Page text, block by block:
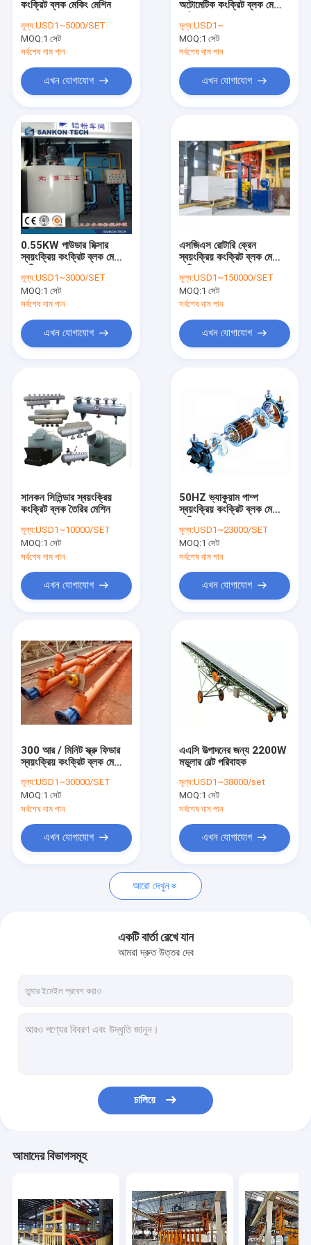
অটোক্লেভড এরেটেড কংক্রিট উত্পাদনের লাইন
ব্লক ব্রিক মেশিন
মোবাইল কংক্রিট ব্লক মেকিং মেশিন
এএসি মেশিন ওভারটেন টেবিল
কংক্রিট ব্লক মেকিং মেশিন
মূল্য:USD1~5000/SET
MOQ:1 সেট
সর্বশেষ দাম পান
এখন যোগাযোগ
অটোমেটিক কংক্রিট ব্লক মেকিং
মূল্য:USD1~
MOQ:1 সেট
সর্বশেষ দাম পান
এখন যোগাযোগ
0.55KW পাউডার মিক্সার
স্বয়ংক্রিয় কংক্রিট ব্লক মেকিং
মূল্য:USD1~3000/SET
MOQ:1 সেট
সর্বশেষ দাম পান
এখন যোগাযোগ
এসজিএস রোটারি ক্রেন
স্বয়ংক্রিয় কংক্রিট ব্লক মেকিং
মূল্য:USD1~150000/SET
MOQ:1 সেট
সর্বশেষ দাম পান
এখন যোগাযোগ
সানকন সিলিন্ডার স্বয়ংক্রিয়
কংক্রিট ব্লক তৈরির মেশিন
মূল্য:USD1~10000/SET
MOQ:1 সেট
সর্বশেষ দাম পান
এখন যোগাযোগ
50HZ ভ্যাকুয়াম পাম্প
স্বয়ংক্রিয় কংক্রিট ব্লক মেকিং
মূল্য:USD1~23000/SET
MOQ:1 সেট
সর্বশেষ দাম পান
এখন যোগাযোগ
300 আর / মিনিট স্ক্রু ফিডার
স্বয়ংক্রিয় কংক্রিট ব্লক মেকিং
মূল্য:USD1~30000/SET
MOQ:1 সেট
সর্বশেষ দাম পান
এখন যোগাযোগ
এএসি উত্পাদনের জন্য 2200W
মডুলার বেল্ট পরিবাহক
মূল্য:USD1~38000/set
MOQ:1 সেট
সর্বশেষ দাম পান
এখন যোগাযোগ
আরো দেখুন
একটি বার্তা রেখে যান
আমরা দ্রুত উত্তর দেব
চালিয়ে
আমাদের বিভাগসমূহ